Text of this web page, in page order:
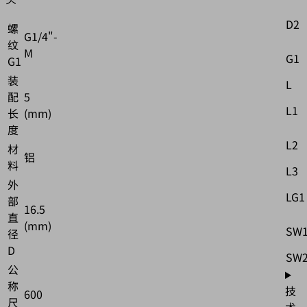
螺
纹
G1
G1/4"-
M
装
配
长
度
5
(mm)
材
料 铝
外
部
直
径
D
16.5
(mm)
公
称
尺 600
D2
G1
L
L1
L2
L3
LG1
技